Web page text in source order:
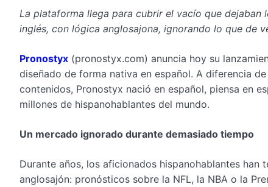
La plataforma llega para cubrir el vacío que
inglés, con lógica anglosajona, ignorando lo que de
Pronostyx (pronostyx.com) anuncia hoy su
diseñado de forma nativa en español. A diferencia
contenidos, Pronostyx nació en español, piensa en
millones de hispanohablantes del mundo.
Un mercado ignorado durante demasiado tiempo
Durante años, los aficionados hispanohablantes
anglosajón: pronósticos sobre la NFL, la NBA o la